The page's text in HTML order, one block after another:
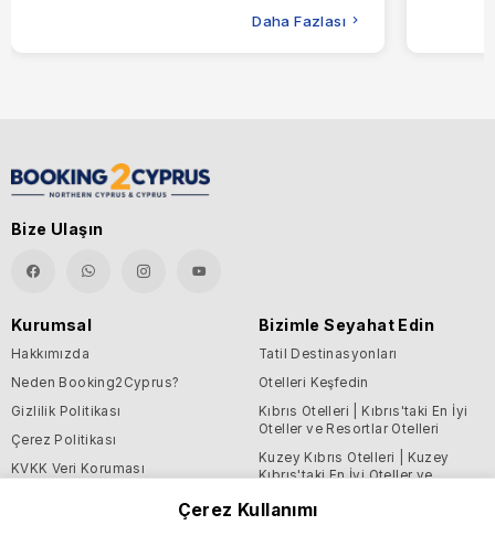
Daha Fazlası
Bize Ulaşın
Kurumsal
Hakkımızda
Neden Booking2Cyprus?
Gizlilik Politikası
Çerez Politikası
KVKK Veri Koruması
Bizimle Seyahat Edin
Tatil Destinasyonları
Otelleri Keşfedin
Kıbrıs Otelleri | Kıbrıs'taki En İyi
Oteller ve Resortlar Otelleri
Kuzey Kıbrıs Otelleri | Kuzey
Kıbrıs'taki En İyi Oteller ve
Çerez Kullanımı